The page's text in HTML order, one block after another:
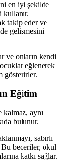
en iyi şekilde
kullanır.
takip eder ve
gelişmesini
ve onların kendi
eğlenerek
gösterirler.
Eğitim
aynı
bulunur.
sabırlı
Bu beceriler, okul
katkı sağlar.